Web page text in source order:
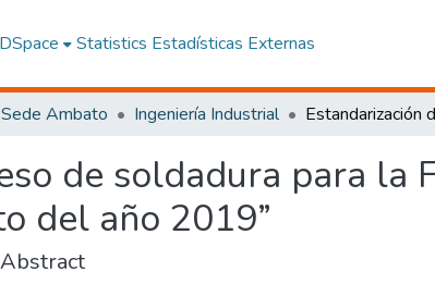
Statistics Estadísticas Externas
Sede Ambato Ingeniería Industrial
de soldadura para la
del año 2019”
Abstract